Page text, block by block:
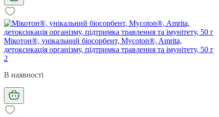
Мікотон®, унікальний біосорбент, Mycoton®, Amrita,
детоксикація організму, підтримка травлення та імунітету, 50 г
2
В наявності